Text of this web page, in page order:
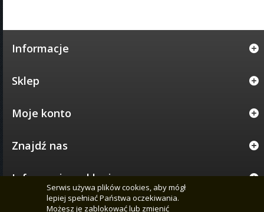
Informacje
Sklep
Moje konto
Znajdź nas
Informacja o sklepie
Serwis używa plików cookies, aby mógł
lepiej spełniać Państwa oczekiwania.
Możesz je zablokować lub zmienić